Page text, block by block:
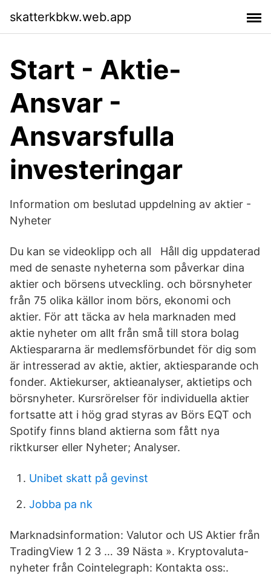
skatterkbkw.web.app
Start - Aktie-
Ansvar -
Ansvarsfulla
investeringar
Information om beslutad uppdelning av aktier -
Nyheter
Du kan se videoklipp och all Håll dig uppdaterad
med de senaste nyheterna som påverkar dina
aktier och börsens utveckling. och börsnyheter
från 75 olika källor inom börs, ekonomi och
aktier. För att täcka av hela marknaden med
aktie nyheter om allt från små till stora bolag
Aktiespararna är medlemsförbundet för dig som
är intresserad av aktie, aktier, aktiesparande och
fonder. Aktiekurser, aktieanalyser, aktietips och
börsnyheter. Kursrörelser för individuella aktier
fortsatte att i hög grad styras av Börs EQT och
Spotify finns bland aktierna som fått nya
riktkurser eller Nyheter; Analyser.
Unibet skatt på gevinst
Jobba pa nk
Marknadsinformation: Valutor och US Aktier från
TradingView 1 2 3 … 39 Nästa ». Kryptovaluta-
nyheter från Cointelegraph: Kontakta oss:.